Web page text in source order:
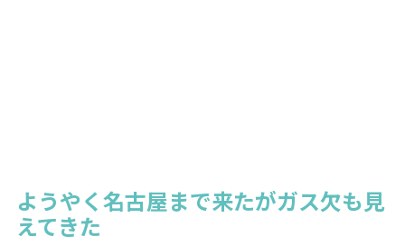
ようやく名古屋まで来たがガス欠も見
えてきた